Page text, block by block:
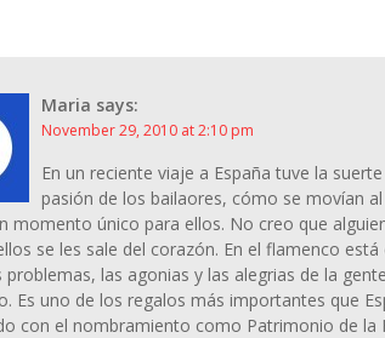
Maria says:
November 29, 2010 at 2:10 pm
En un reciente viaje a España tuve la
pasión de los bailaores, cómo se movían
momento único para ellos. No creo que
se les sale del corazón. En el flamenco
problemas, las agonias y las alegrias de la
Es uno de los regalos más importantes que
con el nombramiento como Patrimonio de la